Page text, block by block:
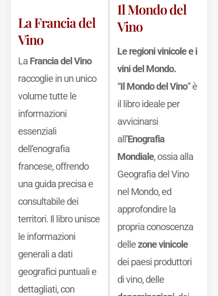
La Francia del
Vino
La Francia del Vino
raccoglie in un unico
volume tutte le
informazioni
essenziali
dell’enografia
francese, offrendo
una guida precisa e
consultabile dei
territori. Il libro unisce
le informazioni
generali a dati
geografici puntuali e
dettagliati, con
Il Mondo del
Vino
Le regioni vinicole e i
vini del Mondo.
“Il Mondo del Vino” è
il libro ideale per
avvicinarsi
all’Enografia
Mondiale, ossia alla
Geografia del Vino
nel Mondo, ed
approfondire la
propria conoscenza
dellezone vinicole
dei paesi produttori
di vino, delle